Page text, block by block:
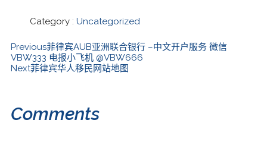
Category : Uncategorized
Previous菲律宾AUB亚洲联合银行 –中文开户服务 微信
VBW333 电报小飞机 @VBW666
Next菲律宾华人移民网站地图
Comments